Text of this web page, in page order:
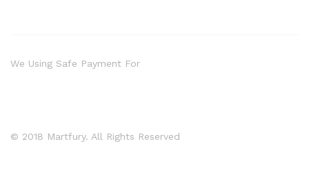
© 2018 Martfury. All Rights Reserved
We Using Safe Payment For